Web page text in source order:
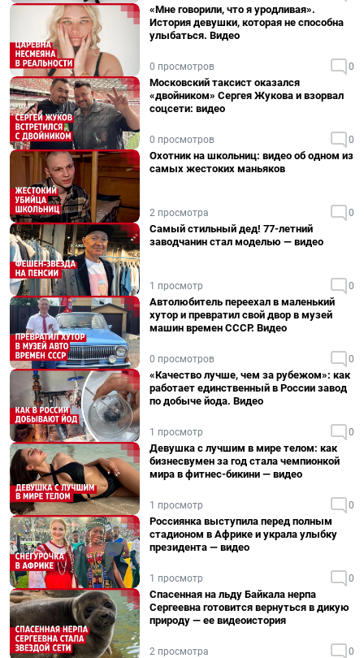
«Мне говорили, что я уродливая».
История девушки, которая не способна
улыбаться. Видео
0 просмотров 0
Московский таксист оказался
«двойником» Сергея Жукова и взорвал
соцсети: видео
0 просмотров 0
Охотник на школьниц: видео об одном из
самых жестоких маньяков
2 просмотра 0
Самый стильный дед! 77-летний
заводчанин стал моделью — видео
1 просмотр 0
Автолюбитель переехал в маленький
хутор и превратил свой двор в музей
машин времен СССР. Видео
0 просмотров 0
«Качество лучше, чем за рубежом»: как
работает единственный в России завод
по добыче йода. Видео
1 просмотр 0
Девушка с лучшим в мире телом: как
бизнесвумен за год стала чемпионкой
мира в фитнес-бикини — видео
1 просмотр 0
Россиянка выступила перед полным
стадионом в Африке и украла улыбку
президента — видео
1 просмотр 0
Спасенная на льду Байкала нерпа
Сергеевна готовится вернуться в дикую
природу — ее видеоистория
2 просмотра 0